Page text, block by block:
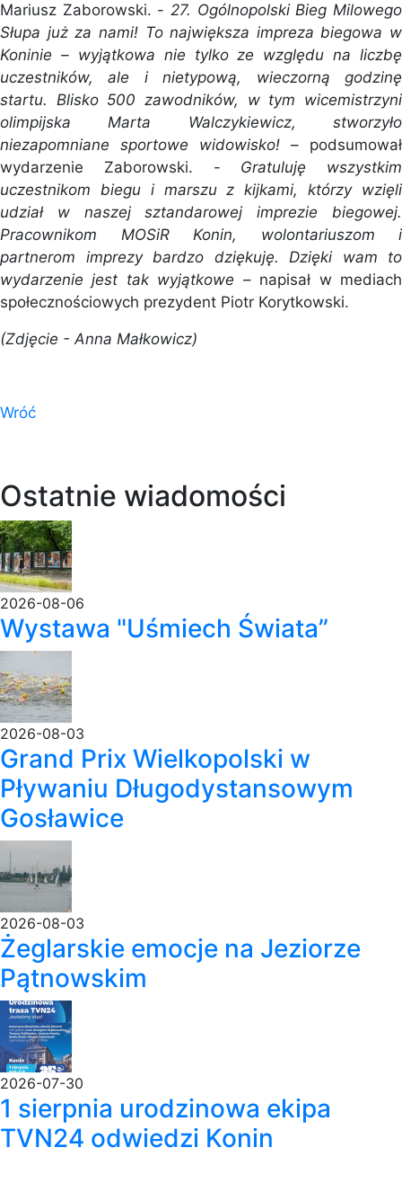
Mariusz Zaborowski. - 27. Ogólnopolski Bieg Milowego
Słupa już za nami! To największa impreza biegowa w
Koninie – wyjątkowa nie tylko ze względu na liczbę
uczestników, ale i nietypową, wieczorną godzinę
startu. Blisko 500 zawodników, w tym wicemistrzyni
olimpijska Marta Walczykiewicz, stworzyło
niezapomniane sportowe widowisko! – podsumował
wydarzenie Zaborowski. - Gratuluję wszystkim
uczestnikom biegu i marszu z kijkami, którzy wzięli
udział w naszej sztandarowej imprezie biegowej.
Pracownikom MOSiR Konin, wolontariuszom i
partnerom imprezy bardzo dziękuję. Dzięki wam to
wydarzenie jest tak wyjątkowe – napisał w mediach
społecznościowych prezydent Piotr Korytkowski.
(Zdjęcie - Anna Małkowicz)
Wróć
Ostatnie wiadomości
2026-08-06
Wystawa "Uśmiech Świata”
2026-08-03
Grand Prix Wielkopolski w
Pływaniu Długodystansowym
Gosławice
2026-08-03
Żeglarskie emocje na Jeziorze
Pątnowskim
2026-07-30
1 sierpnia urodzinowa ekipa
TVN24 odwiedzi Konin